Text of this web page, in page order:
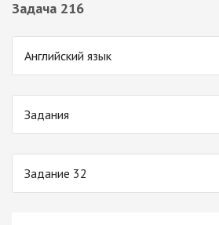
Задача 216
Английский язык
Задания
Задание 32